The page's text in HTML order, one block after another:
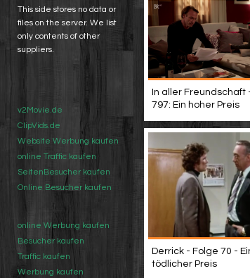
This side stores no data or
files on the server. We list
only contents of other
suppliers.
v2Movie.de
ClipVids.de
Website Werbung kaufen
online Traffic kaufen
SeitenBesucher kaufen
Online Besucher kaufen
online Werbung kaufen
Besucher kaufen
Traffic kaufen
Werbung kaufen
In aller Freundschaft
797: Ein hoher Preis
Derrick - Folge 70 -
tödlicher Preis